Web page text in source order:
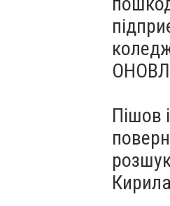
Пішов